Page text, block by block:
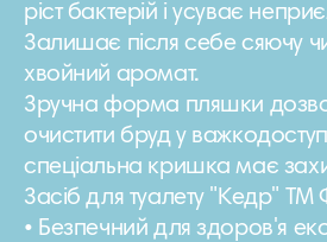
ріст бактерій і усуває
Залишає після себе сяючу
хвойний аромат.
Зручна форма пляшки
очистити бруд у
спеціальна кришка має
Засіб для туалету "Кедр"
• Безпечний для здоров'я